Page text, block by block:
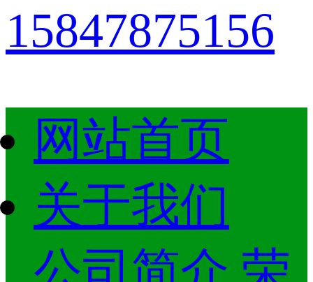
15847875156
网站首页
关于我们
公司简介 荣